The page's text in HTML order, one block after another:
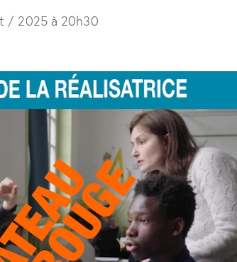
/ 2025 à 20h30